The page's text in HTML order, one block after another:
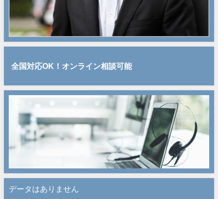
全国対応OK！オンライン相談可能
データはありません